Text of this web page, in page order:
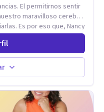
El permitirnos sentir
Es por eso que, Nancy
mano amiga atravez de
y fortalecer tu
que nos lleva al
se nos quedaran
y deleite ya que ser FELIZ